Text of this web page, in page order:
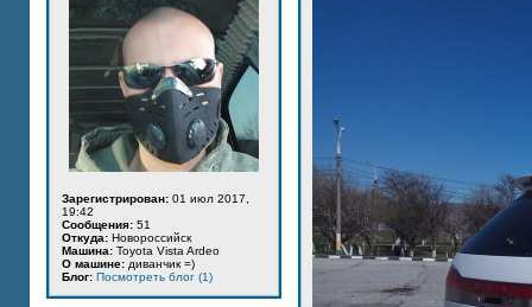
Зарегистрирован: 01 июл 2017,
19:42
Сообщения: 51
Откуда: Новороссийск
Машина: Toyota Vista Ardeo
О машине: диванчик =)
Блог: Посмотреть блог (1)